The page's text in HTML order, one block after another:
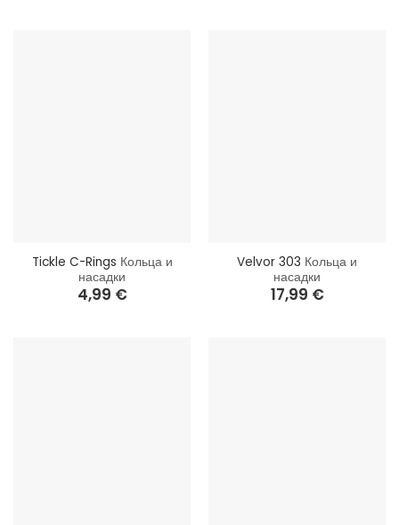
Tickle C-Rings Кольца и
насадки
4,99 €
Velvor 303 Кольца и
насадки
17,99 €